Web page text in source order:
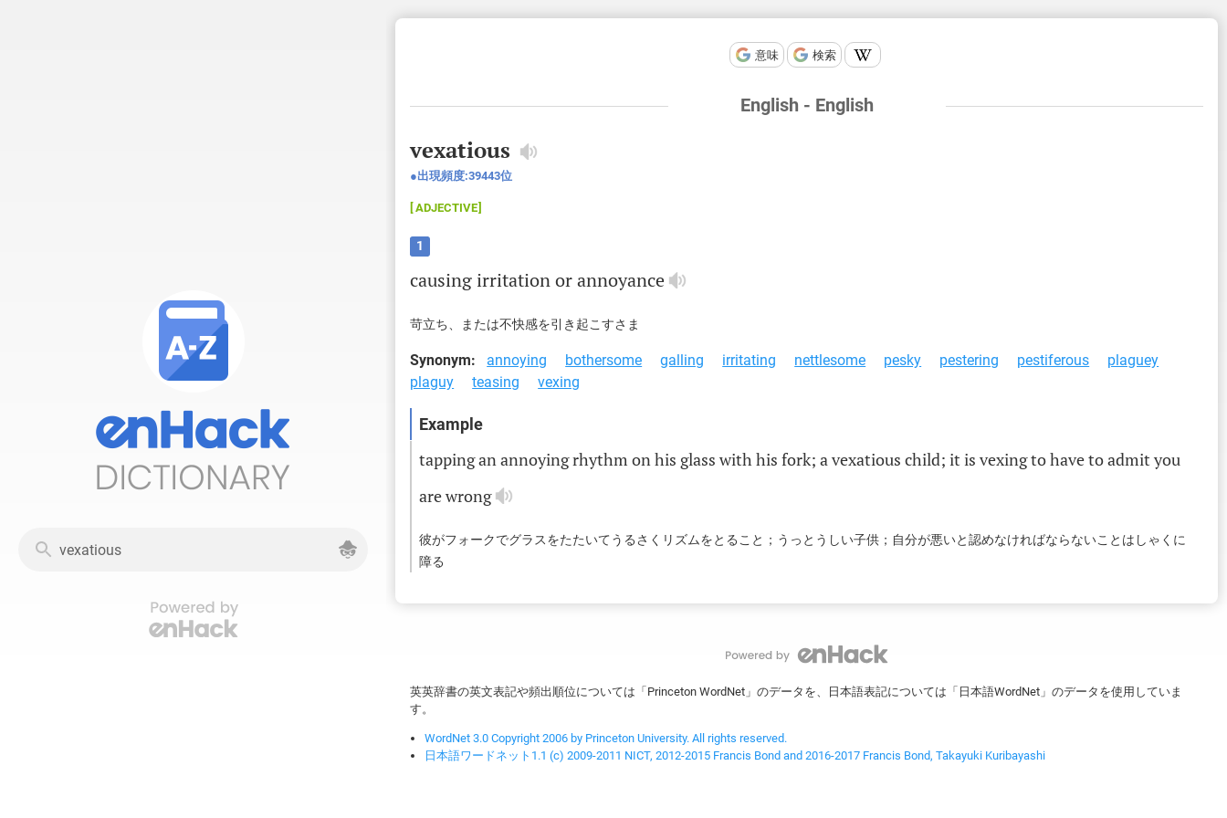
意味 検索
English - English
vexatious
出現頻度:39443位
ADJECTIVE
1
causing irritationorannoyance
苛立ち、または不快感を引き起こすさま
Synonym: annoying bothersome galling irritating nettlesome pesky pestering pestiferous
plaguey
plaguy
teasing vexing
tappinganannoyingrhythm onhis glass withhis fork;avexatious child;it is vexingtohavetoadmit you
arewrong
彼がフォークでグラスをたたいてうるさくリズムをとること；うっとうしい子供；自分が悪いと認めなければならないことはしゃくに
障る
英英辞書の英文表記や頻出順位については「Princeton WordNet」のデータを、日本語表記については「日本語WordNet」のデータを使用していま
す。
WordNet 3.0 Copyright 2006 by Princeton University. All rights reserved.
日本語ワードネット1.1 (c) 2009-2011 NICT, 2012-2015 Francis Bond and 2016-2017 Francis Bond, Takayuki Kuribayashi